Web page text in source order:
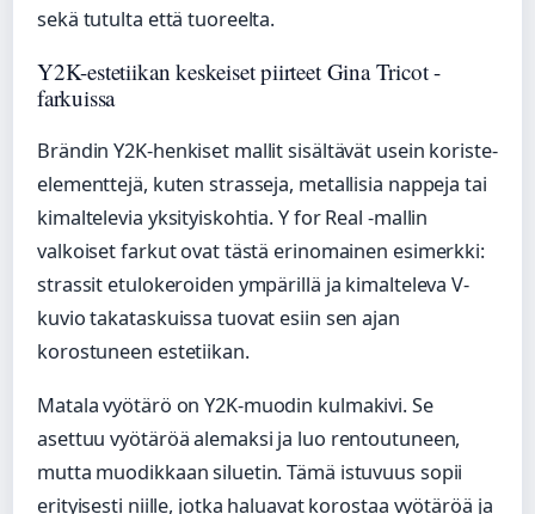
sekä tutulta että tuoreelta.
Y2K-estetiikan keskeiset piirteet Gina Tricot -
farkuissa
Brändin Y2K-henkiset mallit sisältävät usein koriste-
elementtejä, kuten strasseja, metallisia nappeja tai
kimaltelevia yksityiskohtia. Y for Real -mallin
valkoiset farkut ovat tästä erinomainen esimerkki:
strassit etulokeroiden ympärillä ja kimalteleva V-
kuvio takataskuissa tuovat esiin sen ajan
korostuneen estetiikan.
Matala vyötärö on Y2K-muodin kulmakivi. Se
asettuu vyötäröä alemaksi ja luo rentoutuneen,
mutta muodikkaan siluetin. Tämä istuvuus sopii
erityisesti niille, jotka haluavat korostaa vyötäröä ja